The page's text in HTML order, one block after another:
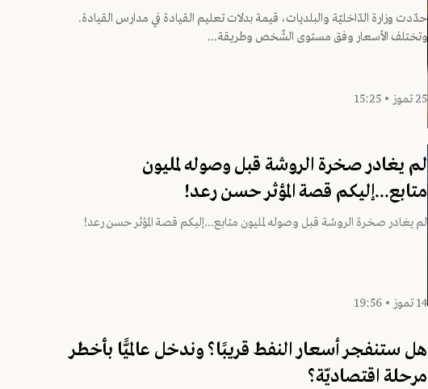
حدّدت وزارة الدّاخليّة والبلديات، قيمة بدلات تعليم القيادة في مدارس القيادة.
وتختلف الأسعار وفق مستوى الشّخص وطريقة...
25 تموز • 15:25
لم يغادر صخرة الروشة قبل وصوله لمليون
متابع...إليكم قصة المؤثر حسن رعد!
لم يغادر صخرة الروشة قبل وصوله لمليون متابع...إليكم قصة المؤثر حسن رعد!
14 تموز • 19:56
هل ستنفجر أسعار النفط قريبًا؟ وندخل عالميًّا بأخطر
مرحلة اقتصاديّة؟